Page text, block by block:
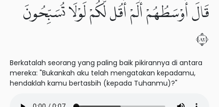
قَالَ أَوْسَطُهُمْ أَلَمْ أَقُل لَّكُمْ لَوْلَا تُسَبِّحُونَ
٢٨
Berkatalah seorang yang paling baik pikirannya di antara
mereka: "Bukankah aku telah mengatakan kepadamu,
hendaklah kamu bertasbih (kepada Tuhanmu)?"